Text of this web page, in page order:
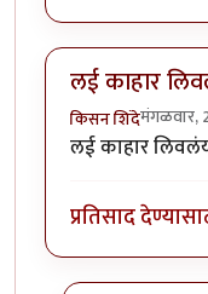
लई काहार
किसन शिंदेमंगळवार,
लई काहार
प्रतिसाद